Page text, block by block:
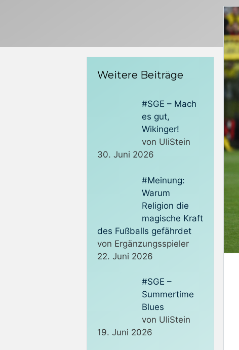
Weitere Beiträge
#SGE – Mach
es gut,
Wikinger!
von UliStein
30. Juni 2026
#Meinung:
Warum
Religion die
magische Kraft
des Fußballs gefährdet
von Ergänzungsspieler
22. Juni 2026
#SGE –
Summertime
Blues
von UliStein
19. Juni 2026